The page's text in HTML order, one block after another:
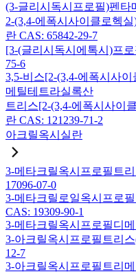
(3-글리시독시프로필)펜타
2-(3,4-에폭시사이클로헥
란 CAS: 65842-29-7
[3-(글리시독시에톡시)프
75-6
3,5-비스[2-(3,4-에폭시사
메틸테트라실록산
트리스[2-(3,4-에폭시사이
란 CAS: 121239-71-2
아크릴옥시실란
3-메타크릴옥시프로필트
17096-07-0
3-메타크릴로일옥시프로
CAS: 19309-90-1
3-메타크릴옥시프로필디
3-아크릴옥시프로필트리
12-7
3-아크릴옥시프로필트리